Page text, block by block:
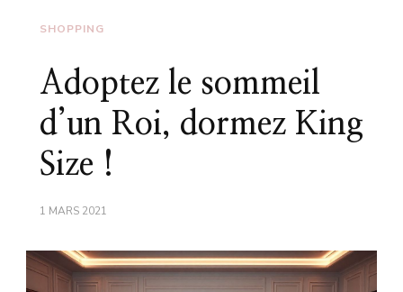
SHOPPING
Adoptez le sommeil
d’un Roi, dormez King
Size !
1 MARS 2021